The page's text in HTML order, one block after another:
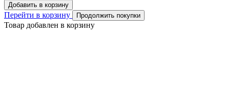
Добавить в корзину
Перейти в корзину Продолжить покупки
Товар добавлен в корзину